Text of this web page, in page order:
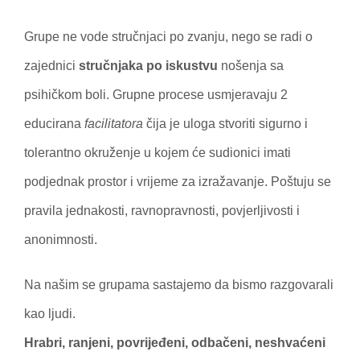
Grupe ne vode stručnjaci po zvanju, nego se radi o
zajednici stručnjaka po iskustvu nošenja sa
psihičkom boli. Grupne procese usmjeravaju 2
educirana facilitatora čija je uloga stvoriti sigurno i
tolerantno okruženje u kojem će sudionici imati
podjednak prostor i vrijeme za izražavanje. Poštuju se
pravila jednakosti, ravnopravnosti, povjerljivosti i
anonimnosti.
Na našim se grupama sastajemo da bismo razgovarali
kao ljudi.
Hrabri, ranjeni, povrijeđeni, odbačeni, neshvaćeni